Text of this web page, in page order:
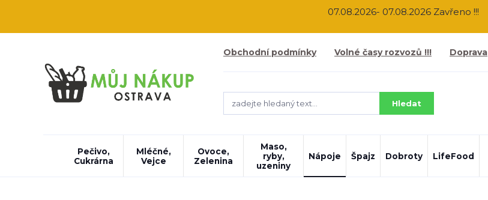
07.08.2026- 07.08.2026 Zavřeno !!!
Obchodní podmínky Volné časy rozvozů !!! Doprava
Hledat
Pečivo,
Cukrárna
Mléčné,
Vejce
Ovoce,
Zelenina
Maso,
ryby,
uzeniny
Nápoje Špajz Dobroty LifeFood